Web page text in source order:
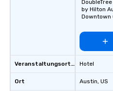
opportunities to support them
We welcome the opportunity to
Veranstaltungsortstyp
Ort
by Hilton
Downtown
Hotel
Austin, US